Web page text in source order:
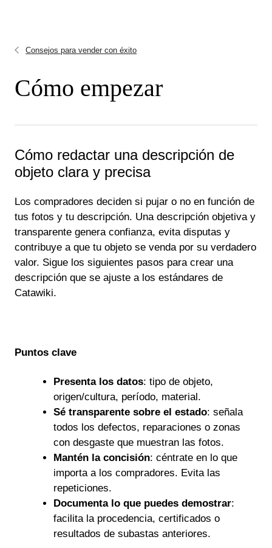
Consejos para vender con éxito
Cómo empezar
Cómo redactar una descripción de
objeto clara y precisa
Los compradores deciden si pujar o no en función de
tus fotos y tu descripción. Una descripción objetiva y
transparente genera confianza, evita disputas y
contribuye a que tu objeto se venda por su verdadero
valor. Sigue los siguientes pasos para crear una
descripción que se ajuste a los estándares de
Catawiki.
Puntos clave
Presenta los datos: tipo de objeto,
origen/cultura, período, material.
Sé transparente sobre el estado: señala
todos los defectos, reparaciones o zonas
con desgaste que muestran las fotos.
Mantén la concisión: céntrate en lo que
importa a los compradores. Evita las
repeticiones.
Documenta lo que puedes demostrar:
facilita la procedencia, certificados o
resultados de subastas anteriores.